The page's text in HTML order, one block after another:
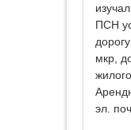
ПСН
мкр,
эл.